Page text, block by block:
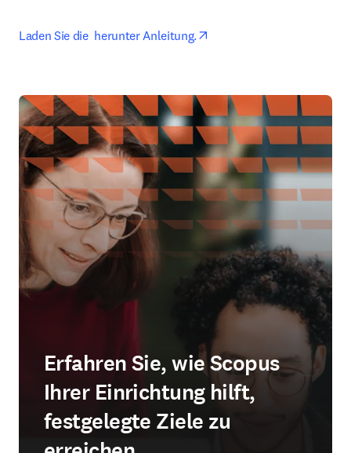
Laden Sie die  herunter Anleitung.
Erfahren Sie, wie Scopus
Ihrer Einrichtung hilft,
festgelegte Ziele zu